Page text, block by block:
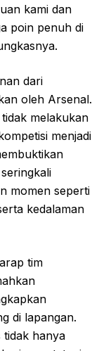
kami dan
poin penuh di
dari
oleh Arsenal.
melakukan
menjadi
momen seperti
kedalaman
tim
di lapangan.
tidak hanya